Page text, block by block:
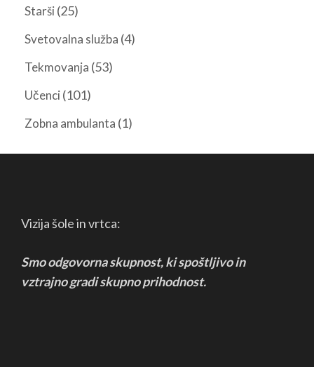
Starši (25)
Svetovalna služba (4)
Tekmovanja (53)
Učenci (101)
Zobna ambulanta (1)
Vizija šole in vrtca:
Smo odgovorna skupnost, ki spoštljivo in
vztrajnogradi skupno prihodnost.